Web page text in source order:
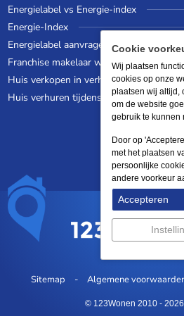
Energielabel vs Energie-index
Energie-Index
Energielabel aanvragen
Franchise makelaar worden
Huis verkopen in verhuurde staat
Huis verhuren tijdens een wereldreis
Sitemap Algemene
© 123Wonen 2010 - 2026
Cookie
Wij plaatsen
cookies op onze
plaatsen wij altijd,
om de website
gebruik te kunnen
Door op
met het plaatsen
persoonlijke
andere voorkeur
Accepteren